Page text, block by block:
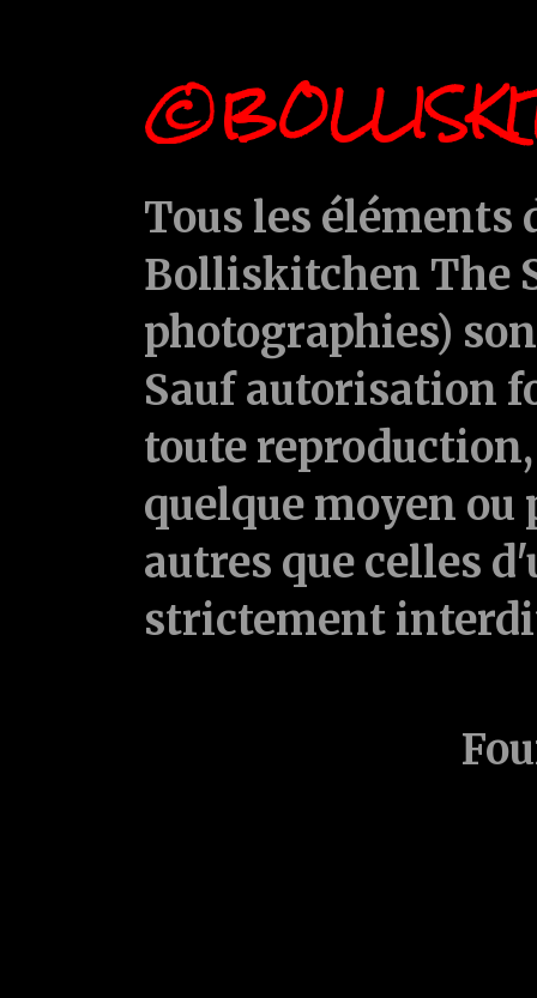
Tous les
Bolliskitchen The
photographies)
Sauf autorisation
toute
quelque moyen ou
autres que celles
strictement